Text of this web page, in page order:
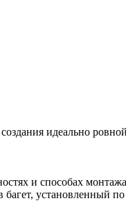
идеально
и способах
багет, установленный